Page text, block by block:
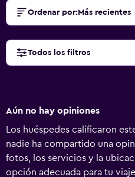
Ordenar por: Más recientes
Todos los filtros
Aún no hay opiniones
Los huéspedes calificaron
nadie ha compartido una
fotos, los servicios y la
opción adecuada para tu